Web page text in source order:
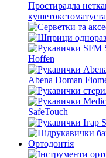
Простирадла
Hoffen
Abena Doman
SafeTouch
Ортодонтія